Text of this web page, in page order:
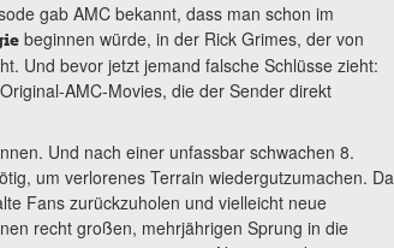
gab AMC bekannt, dass man schon im
beginnen würde, in der Rick Grimes, der von
Und bevor jetzt jemand falsche Schlüsse zieht:
AMC-Movies, die der Sender direkt
Und nach einer unfassbar schwachen 8.
um verlorenes Terrain wiedergutzumachen. Da
Fans zurückzuholen und vielleicht neue
recht großen, mehrjährigen Sprung in die